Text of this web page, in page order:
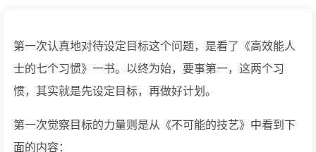
第一次认真地对待设定目标这个问题，是看了《高效能人
士的七个习惯》一书。以终为始，要事第一，这两个习
惯，其实就是先设定目标，再做好计划。
第一次觉察目标的力量则是从《不可能的技艺》中看到下
面的内容：